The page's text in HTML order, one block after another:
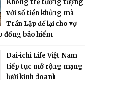
Không thể tưởng tượng
với số tiền khủng mà
Trần Lập để lại cho vợ
đồng bảo hiểm
Dai-ichi Life Việt Nam
tiếp tục mở rộng mạng
lưới kinh doanh